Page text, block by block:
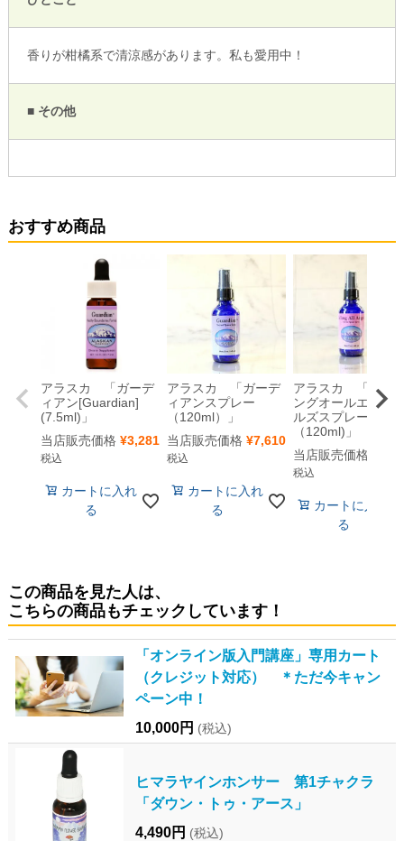
香りが柑橘系で清涼感があります。私も愛用中！
■ その他
おすすめ商品
アラスカ 「ガーデ
ィアン[Guardian]
(7.5ml)」
当店販売価格 ¥3,281
税込
カートに入れ
る
アラスカ 「ガーデ
ィアンスプレー
（120ml）」
当店販売価格 ¥7,610
税込
カートに入れ
る
アラスカ 「コー
ングオールエンジ
ルズスプレー
（120ml)」
当店販売価格
税込
カートに入れ
る
この商品を見た人は、
こちらの商品もチェックしています！
「オンライン版入門講座」専用カート
（クレジット対応） ＊ただ今キャン
ペーン中！
10,000円 (税込)
ヒマラヤインホンサー 第1チャクラ
「ダウン・トゥ・アース」
4,490円 (税込)